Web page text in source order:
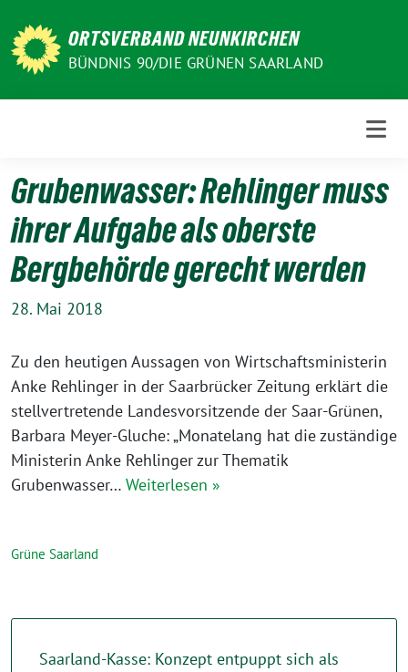
zum
Inhalt
ORTSVERBAND NEUNKIRCHEN
BÜNDNIS 90/DIE GRÜNEN SAARLAND
Grubenwasser: Rehlinger muss
ihrer Aufgabe als oberste
Bergbehörde gerecht werden
28. Mai 2018
Zu den heutigen Aussagen von Wirtschaftsministerin
Anke Rehlinger in der Saarbrücker Zeitung erklärt die
stellvertretende Landesvorsitzende der Saar-Grünen,
Barbara Meyer-Gluche: „Monatelang hat die zuständige
Ministerin Anke Rehlinger zur Thematik
Grubenwasser… Weiterlesen »
Grüne Saarland
Saarland-Kasse: Konzept entpuppt sich als